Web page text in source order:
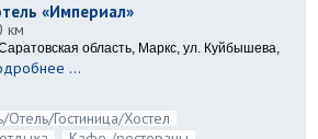
«Империал»
км
область, Маркс, ул. Куйбышева,
...
Отель/Гостиница/Хостел